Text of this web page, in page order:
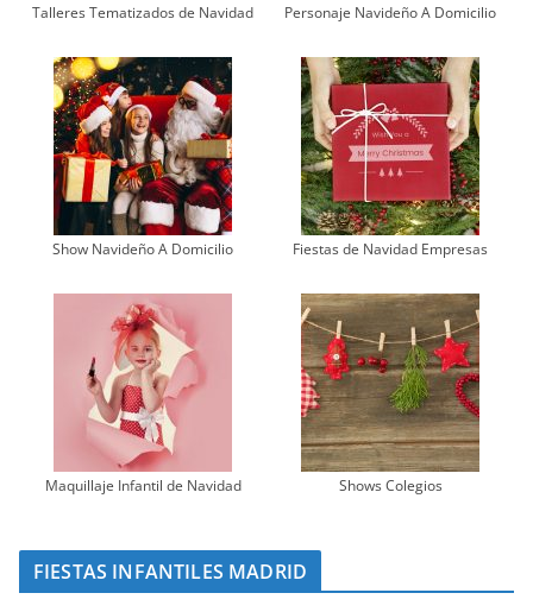
Talleres Tematizados de Navidad Personaje Navideño A Domicilio
Show Navideño A Domicilio Fiestas de Navidad Empresas
Maquillaje Infantil de Navidad Shows Colegios
FIESTAS INFANTILES MADRID